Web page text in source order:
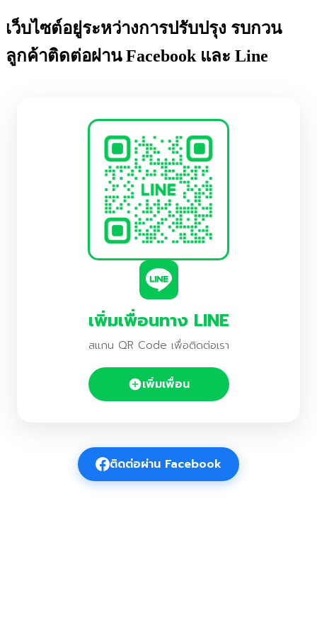
เว็บไซต์อยู่ระหว่างการปรับปรุง รบกวน
ลูกค้าติดต่อผ่าน Facebook และ Line
เพิ่มเพื่อนทาง LINE
สแกน QR Code เพื่อติดต่อเรา
เพิ่มเพื่อน
ติดต่อผ่าน Facebook